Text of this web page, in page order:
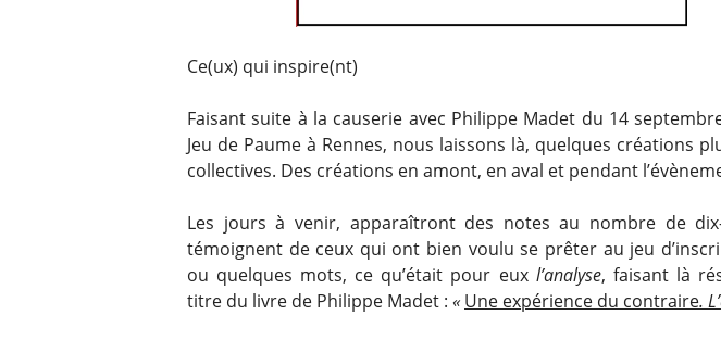
Ce(ux) qui inspire(nt)
Faisant suite à la causerie avec Philippe Madet du 14
Jeu de Paume à Rennes, nous laissons là, quelques créations
collectives. Des créations en amont, en aval et pendant
Les jours à venir, apparaîtront des notes au nombre de
témoignent de ceux qui ont bien voulu se prêter au jeu
ou quelques mots, ce qu’était pour eux l’analyse, faisant là
titre du livre de Philippe Madet : « Une expérience du contraire.